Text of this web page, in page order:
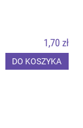
1,70 zł
DO KOSZYKA